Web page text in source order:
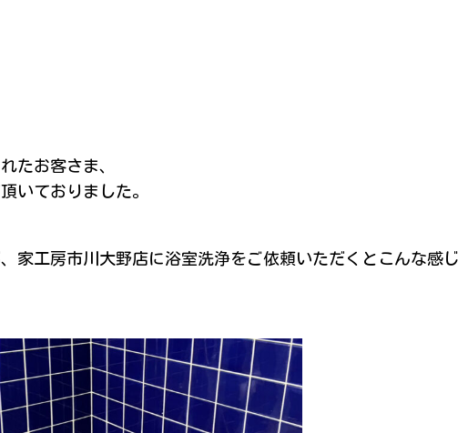
たお客さま、
いておりました。
家工房市川大野店に浴室洗浄をご依頼いただくとこんな感